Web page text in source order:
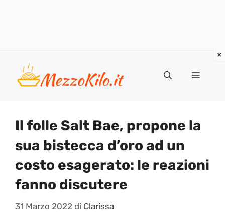
contenuto
Menu
Il folle Salt Bae, propone la
sua bistecca d’oro ad un
costo esagerato: le reazioni
fanno discutere
31 Marzo 2022 di Clarissa